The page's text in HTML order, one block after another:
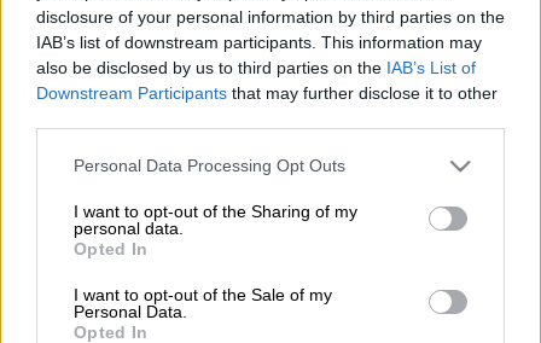
disclosure of your personal information by third parties on the
IAB’s list of downstream participants. This information may
also be disclosed by us to third parties on the IAB’s List of
Downstream Participants that may further disclose it to other
Please note that this website/app uses one or more Google
not limited to your visit or usage behaviour. You may click to
grant or deny consent to Google and its third-party tags to
use your data for below specified purposes in below Google
consent section.
Personal Data Processing Opt Outs
I want to opt-out of the Sharing of my
personal data.
Opted In
I want to opt-out of the Sale of my
Personal Data.
Opted In
Συναγερμός σήμανε στηΧαλκιδική,για τον
εντοπισμό δύο γυναικών που έκανα σανίδα
(Sup).
Οι δύο νεαρές γυναίκες
έκαναν χθες το
βράδυ Sup στην θαλάσσια περιοχή της
Βουρβουρούς
γύρω στις 22:00.